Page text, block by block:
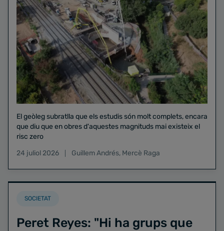
El geòleg subratlla que els estudis són molt complets, encara
que diu que en obres d'aquestes magnituds mai existeix el
risc zero
24 juliol 2026
Guillem Andrés, Mercè Raga
SOCIETAT
Peret Reyes: "Hi ha grups que